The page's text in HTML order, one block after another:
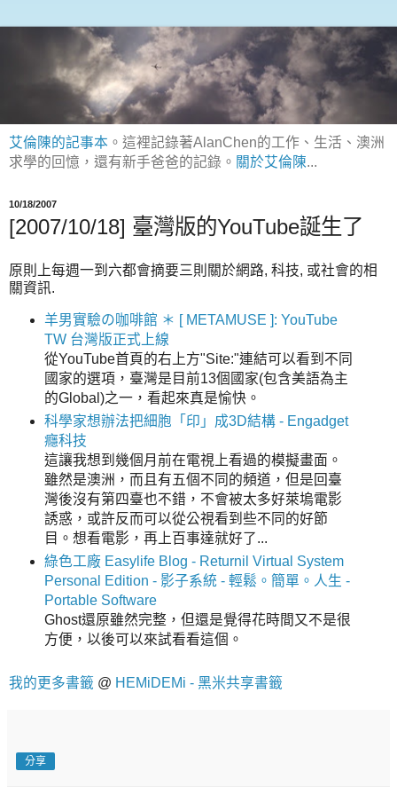
艾倫陳的記事本 。這裡記錄著AlanChen的工作、生活、澳洲
求學的回憶，還有新手爸爸的記錄。 關於艾倫陳...
10/18/2007
[2007/10/18] 臺灣版的YouTube誕生了
原則上每週一到六都會摘要三則關於網路, 科技, 或社會的相
關資訊.
羊男實驗の咖啡館 ＊ [ METAMUSE ]: YouTube
TW 台灣版正式上線
從YouTube首頁的右上方"Site:"連結可以看到不同
國家的選項，臺灣是目前13個國家(包含美語為主
的Global)之一，看起來真是愉快。
科學家想辦法把細胞「印」成3D結構 - Engadget
癮科技
這讓我想到幾個月前在電視上看過的模擬畫面。
雖然是澳洲，而且有五個不同的頻道，但是回臺
灣後沒有第四臺也不錯，不會被太多好萊塢電影
誘惑，或許反而可以從公視看到些不同的好節
目。想看電影，再上百事達就好了...
綠色工廠 Easylife Blog - Returnil Virtual System
Personal Edition - 影子系統 - 輕鬆。簡單。人生 -
Portable Software
Ghost還原雖然完整，但還是覺得花時間又不是很
方便，以後可以來試看看這個。
我的更多書籤 @ HEMiDEMi - 黑米共享書籤
分享